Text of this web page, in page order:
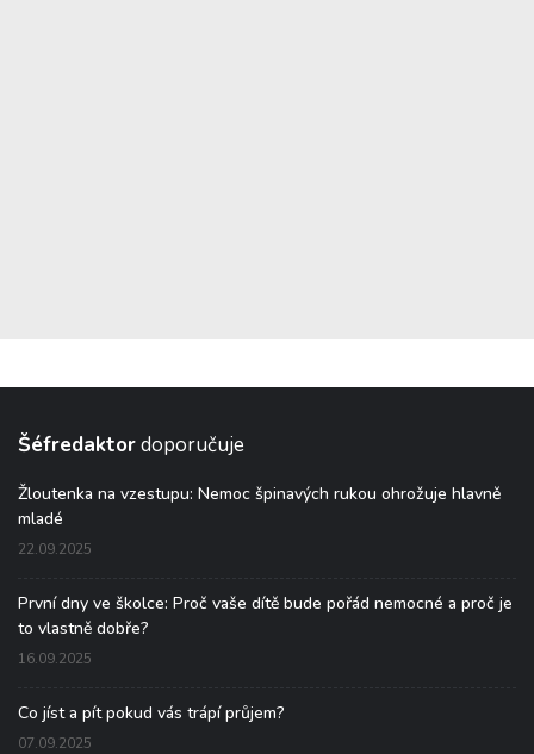
Šéfredaktordoporučuje
Žloutenka na vzestupu: Nemoc špinavých rukou ohrožuje hlavně
mladé
22.09.2025
První dny ve školce: Proč vaše dítě bude pořád nemocné a proč je
to vlastně dobře?
16.09.2025
Co jíst a pít pokud vás trápí průjem?
07.09.2025